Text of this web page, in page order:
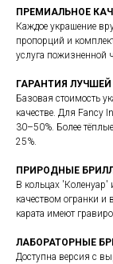
ПРЕМИАЛЬНОЕ
Каждое украшение
пропорций и
услуга пожизненной
ГАРАНТИЯ
Базовая стоимость
качестве. Для Fancy
30–50%. Более
25%.
ПРИРОДНЫЕ
В кольцах 'Коленуар'
качеством огранки и
карата имеют
ЛАБОРАТОРНЫЕ
Доступна версия с